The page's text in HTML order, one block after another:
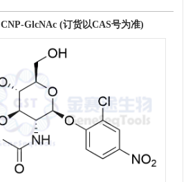
CNP-GlcNAc (订货以CAS号为准)